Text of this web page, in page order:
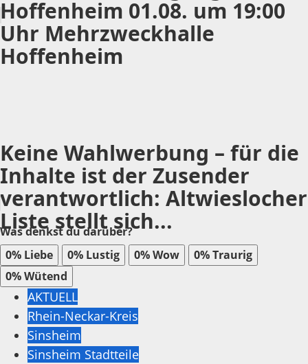
Hoffenheim 01.08. um 19:00
Uhr Mehrzweckhalle
Hoffenheim
Keine Wahlwerbung – für die
Inhalte ist der Zusender
verantwortlich: Altwieslocher
Liste stellt sich...
Was denkst du darüber?
0% Liebe 0% Lustig 0%Wow 0%Traurig
0%Wütend
AKTUELL
Rhein-Neckar-Kreis
Sinsheim
Sinsheim Stadtteile